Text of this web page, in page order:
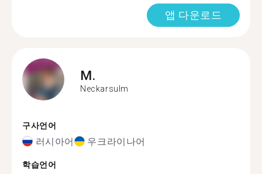
앱 다운로드
M.
Neckarsulm
구사언어
러시아어 우크라이나어
학습언어